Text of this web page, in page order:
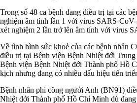
Trong số 48 ca bệnh đang điều trị tại các
nghiệm âm tính lần 1 với virus SARS-CoV-
xét nghiệm 2 lần trở lên âm tính với virus
Về tình hình sức khoẻ của các bệnh nhân
điều trị tại Bệnh viện Bệnh Nhiệt đới
Bệnh viện Bệnh Nhiệt đới Thành phố Hồ
kịch nhưng đang có nhiều dấu hiệu tiến
Bệnh nhân phi công người Anh (BN91)
Nhiệt đới Thành phố Hồ Chí Minh dù đang